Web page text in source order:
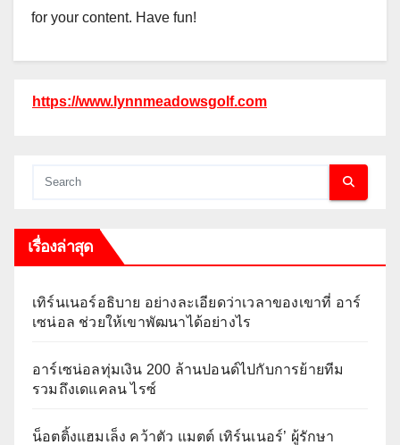
for your content. Have fun!
https://www.lynnmeadowsgolf.com
เรื่องล่าสุด
เทิร์นเนอร์อธิบาย อย่างละเอียดว่าเวลาของเขาที่ อาร์
เซน่อล ช่วยให้เขาพัฒนาได้อย่างไร
อาร์เซน่อลทุ่มเงิน 200 ล้านปอนด์ไปกับการย้ายทีม
รวมถึงเดแคลน ไรซ์
น็อตติ้งแฮมเล็ง คว้าตัว แมตต์ เทิร์นเนอร์’ ผู้รักษา